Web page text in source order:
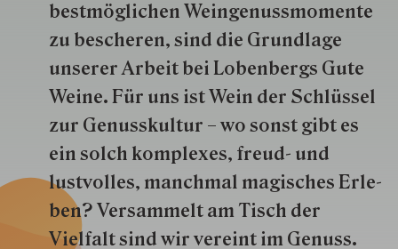
best­mög­lich­en Wein­genuss­momente
zu besche­ren, sind die Grund­lage
unserer Arbeit bei Lobenbergs Gute
Weine. Für uns ist Wein der Schlüs­sel
zur Genuss­kultur – wo sonst gibt es
ein solch kom­plexes, freud- und
lustvolles, manchmal ma­gisch­es Er­le­
ben? Versammelt am Tisch der
Vielfalt sind wir ver­eint im Genuss.